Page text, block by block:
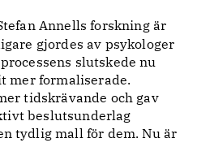
Annells forskning är
gjordes av psykologer
slutskede nu
mer formaliserade.
tidskrävande och gav
beslutsunderlag
tydlig mall för dem. Nu är